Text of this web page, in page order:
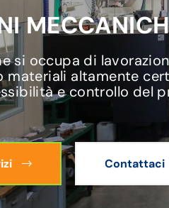
si occupa di
materiali altamente
e controllo del
Contattaci